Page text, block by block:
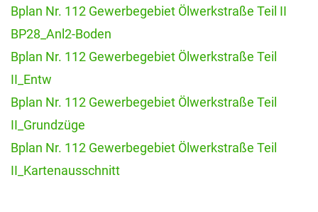
Bplan Nr. 112 Gewerbegebiet Ölwerkstraße Teil II
BP28_Anl2-Boden
Bplan Nr. 112 Gewerbegebiet Ölwerkstraße Teil
II_Entw
Bplan Nr. 112 Gewerbegebiet Ölwerkstraße Teil
II_Grundzüge
Bplan Nr. 112 Gewerbegebiet Ölwerkstraße Teil
II_Kartenausschnitt